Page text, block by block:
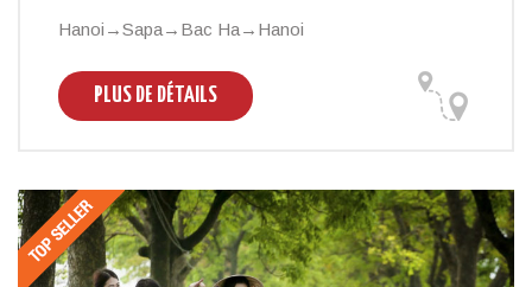
Hanoi→Sapa→Bac Ha→Hanoi
PLUS DE DÉTAILS